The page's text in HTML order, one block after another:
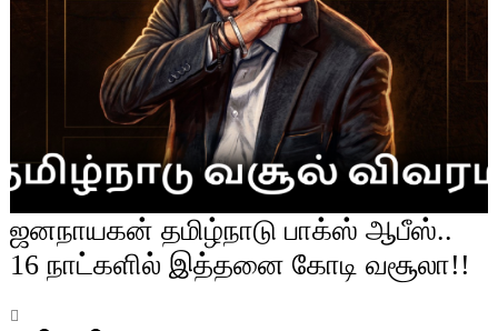
ஜனநாயகன் தமிழ்நாடு பாக்ஸ் ஆபீஸ்..
16 நாட்களில் இத்தனை கோடி வசூலா!!